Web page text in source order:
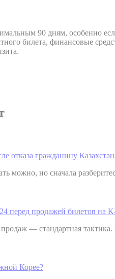
90 дням, особенно
билета, финансовые
отказа гражданину
можно, но сначала
перед продажей билетов на
— стандартная
Корее?